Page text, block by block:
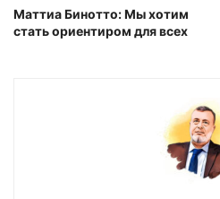
Маттиа Бинотто: Мы хотим
стать ориентиром для всех